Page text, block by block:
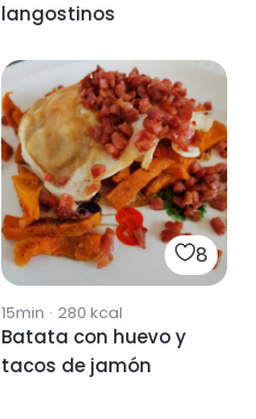
langostinos
8
15min · 280 kcal
Batata con huevo y
tacos de jamón